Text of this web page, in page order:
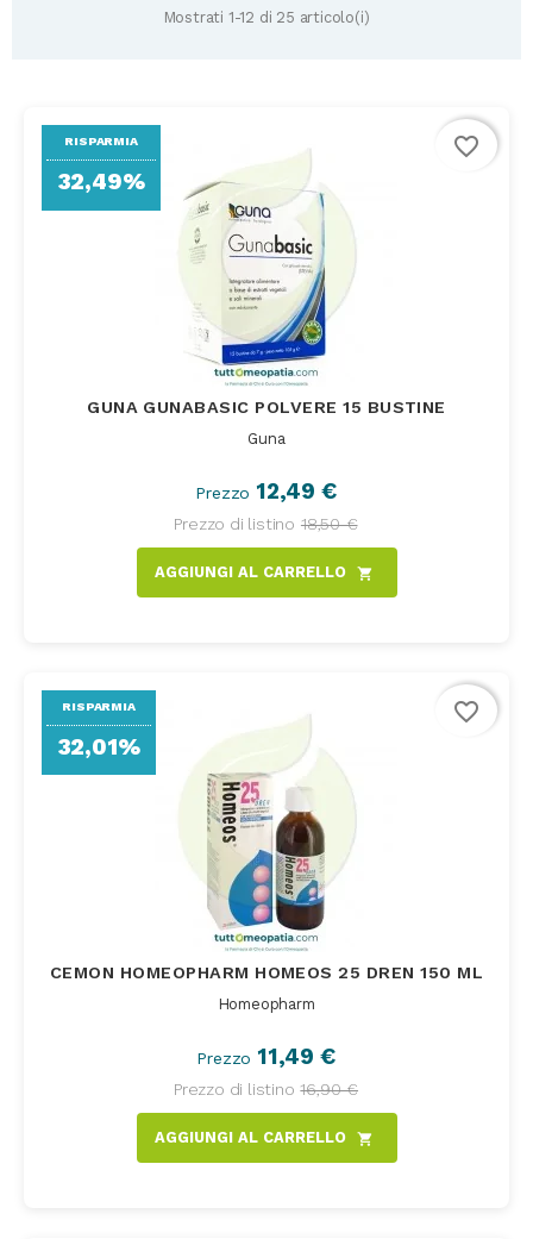
Mostrati 1-12 di 25 articolo(i)
GUNA GUNABASIC POLVERE 15 BUSTINE
Guna
Prezzo 12,49 €
Prezzo di listino 18,50 €
AGGIUNGI AL CARRELLO shopping_cart
RISPARMIA
32,49%
favorite_border
CEMON HOMEOPHARM HOMEOS 25 DREN 150 ML
Homeopharm
Prezzo 11,49 €
Prezzo di listino 16,90 €
AGGIUNGI AL CARRELLO shopping_cart
RISPARMIA
32,01%
favorite_border